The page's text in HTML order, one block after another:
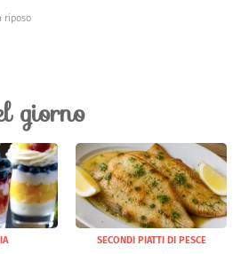
riposo
giorno
SECONDI PIATTI DI PESCE